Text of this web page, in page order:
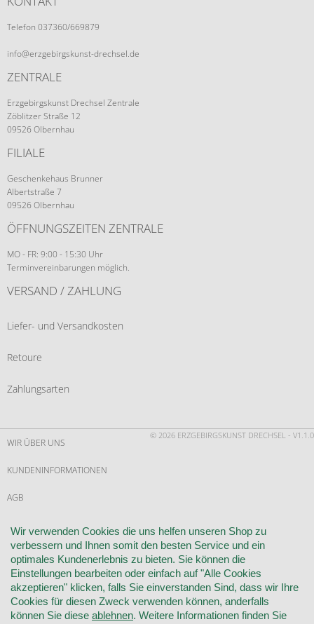
Telefon 037360/669879
info@erzgebirgskunst-drechsel.de
ZENTRALE
Erzgebirgskunst Drechsel Zentrale
Zöblitzer Straße 12
09526 Olbernhau
FILIALE
Geschenkehaus Brunner
Albertstraße 7
09526 Olbernhau
ÖFFNUNGSZEITEN ZENTRALE
MO - FR: 9:00 - 15:30 Uhr
Terminvereinbarungen möglich.
VERSAND / ZAHLUNG
Liefer- und Versandkosten
Retoure
Zahlungsarten
© 2026 ERZGEBIRGSKUNST DRECHSEL - V1.1.0
WIR ÜBER UNS
KUNDENINFORMATIONEN
AGB
WIDERRUF
VERTRAG WIDERRUFEN
KONTAKT
DATENSCHUTZ
Wir verwenden Cookies die uns helfen unseren Shop zu
verbessern und Ihnen somit den besten Service und ein
optimales Kundenerlebnis zu bieten. Sie können die
Einstellungen bearbeiten oder einfach auf "Alle Cookies
akzeptieren" klicken, falls Sie einverstanden Sind, dass wir Ihre
Cookies für diesen Zweck verwenden können, anderfalls
können Sie diese ablehnen. Weitere Informationen finden Sie